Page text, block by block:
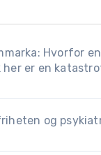
Hvorfor en
er en
og